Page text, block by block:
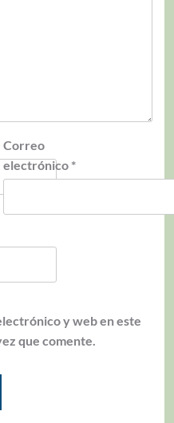
Correo
electrónico *
y web en este
que comente.